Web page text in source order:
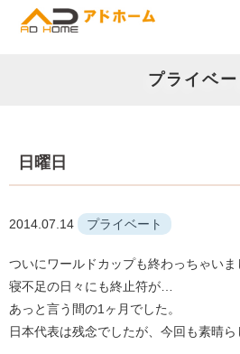
プライベー
日曜日
2014.07.14 プライベート
ついにワールドカップも終わっちゃいま
寝不足の日々にも終止符が…
あっと言う間の1ヶ月でした。
日本代表は残念でしたが、今回も素晴